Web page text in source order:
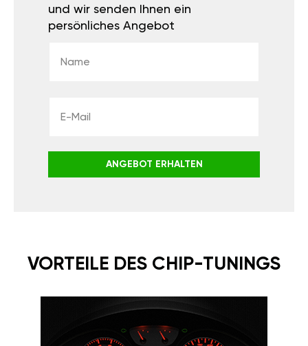
und wir senden Ihnen ein
persönliches Angebot
ANGEBOT ERHALTEN
VORTEILE DES CHIP-TUNINGS